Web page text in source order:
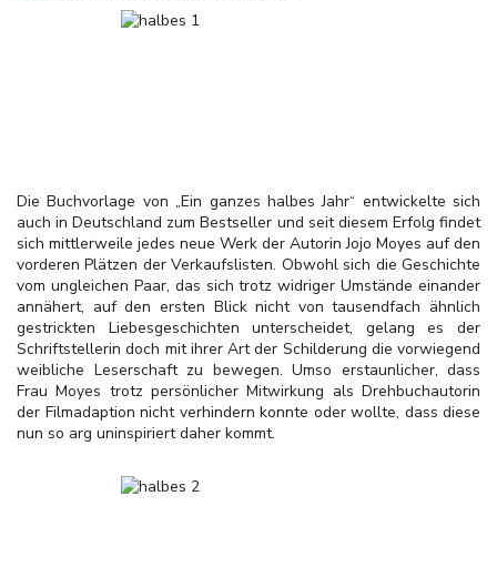
Die Buchvorlage von „Ein ganzes halbes Jahr“ entwickelte sich
auch in Deutschland zum Bestseller und seit diesem Erfolg findet
sich mittlerweile jedes neue Werk der Autorin Jojo Moyes auf den
vorderen Plätzen der Verkaufslisten. Obwohl sich die Geschichte
vom ungleichen Paar, das sich trotz widriger Umstände einander
annähert, auf den ersten Blick nicht von tausendfach ähnlich
gestrickten Liebesgeschichten unterscheidet, gelang es der
Schriftstellerin doch mit ihrer Art der Schilderung die vorwiegend
weibliche Leserschaft zu bewegen. Umso erstaunlicher, dass
Frau Moyes trotz persönlicher Mitwirkung als Drehbuchautorin
der Filmadaption nicht verhindern konnte oder wollte, dass diese
nun so arg uninspiriert daher kommt.